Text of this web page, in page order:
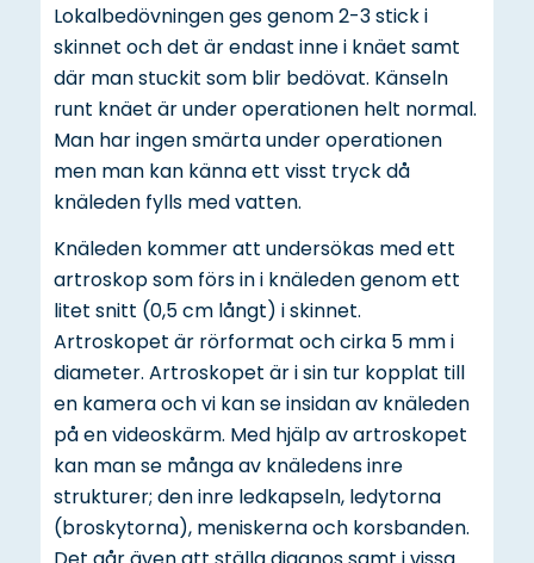
Lokalbedövningen ges genom 2-3 stick i
skinnet och det är endast inne i knäet samt
där man stuckit som blir bedövat. Känseln
runt knäet är under operationen helt normal.
Man har ingen smärta under operationen
men man kan känna ett visst tryck då
knäleden fylls med vatten.
Knäleden kommer att undersökas med ett
artroskop som förs in i knäleden genom ett
litet snitt (0,5 cm långt) i skinnet.
Artroskopet är rörformat och cirka 5 mm i
diameter. Artroskopet är i sin tur kopplat till
en kamera och vi kan se insidan av knäleden
på en videoskärm. Med hjälp av artroskopet
kan man se många av knäledens inre
strukturer; den inre ledkapseln, ledytorna
(broskytorna), meniskerna och korsbanden.